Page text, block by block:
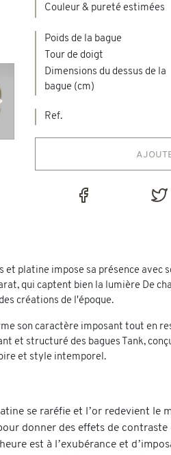
Couleur & pureté estimées
Poids de la bague
Tour de doigt
Dimensions du dessus de la
bague (cm)
Ref.
et platine impose sa présence avec
qui captent bien la lumière De
créations de l'époque.
son caractère imposant tout en
structuré des bagues Tank,
et style intemporel.
se raréfie et l’or redevient le
donner des effets de
est à l’exubérance et